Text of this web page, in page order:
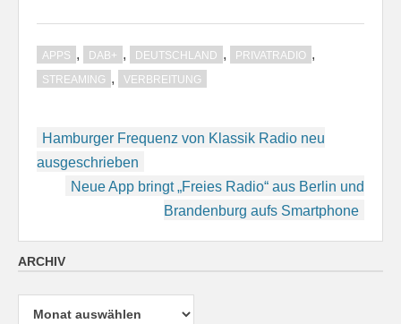
APPS , DAB+ , DEUTSCHLAND , PRIVATRADIO ,
STREAMING , VERBREITUNG
Beitragsnavigation
Hamburger Frequenz von Klassik Radio neu
ausgeschrieben
Neue App bringt „Freies Radio“ aus Berlin und
Brandenburg aufs Smartphone
ARCHIV
Archiv